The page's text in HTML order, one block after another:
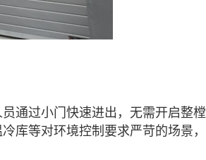
过小门快速进出，无需开启整樘
库等对环境控制要求严苛的场景，